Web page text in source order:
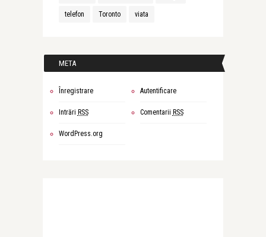
telefon Toronto viata
META
Înregistrare Autentificare
Intrări RSS Comentarii RSS
WordPress.org